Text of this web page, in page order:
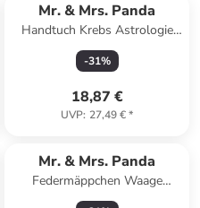
Mr. & Mrs. Panda
Handtuch Krebs Astrologie
Design ohne Spruch in Weiß
-31%
18,87 €
UVP: 27,49 €*
Mr. & Mrs. Panda
Federmäppchen Waage
Astrologie Design mit Spruch